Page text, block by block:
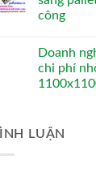
công
Doanh
chi phí
LUẬN